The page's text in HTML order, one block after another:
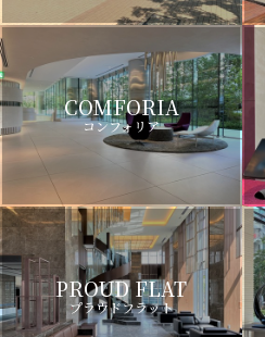
COMFORIA
コンフォリア
PROUD FLAT
プラウドフラット